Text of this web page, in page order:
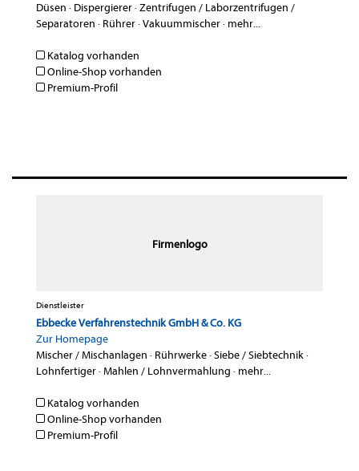
Düsen · Dispergierer·Zentrifugen / Laborzentrifugen /
Separatoren · Rührer·Vakuummischer· mehr...
Katalog vorhanden
Online-Shop vorhanden
Premium-Profil
Firmenlogo
Dienstleister
Ebbecke Verfahrenstechnik GmbH & Co. KG
Zur Homepage
Mischer / Mischanlagen · Rührwerke·Siebe / Siebtechnik·
Lohnfertiger·Mahlen / Lohnvermahlung · mehr...
Katalog vorhanden
Online-Shop vorhanden
Premium-Profil